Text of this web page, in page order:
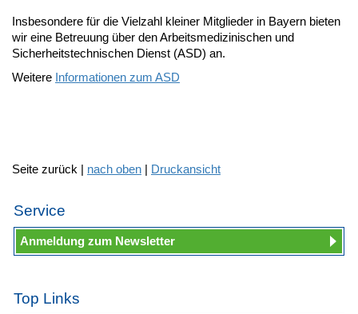
Insbesondere für die Vielzahl kleiner Mitglieder in Bayern bieten
wir eine Betreuung über den Arbeitsmedizinischen und
Sicherheitstechnischen Dienst (ASD) an.
Weitere Informationen zum ASD
Seite zurück | nach oben | Druckansicht
Service
Anmeldung zum Newsletter
Top Links